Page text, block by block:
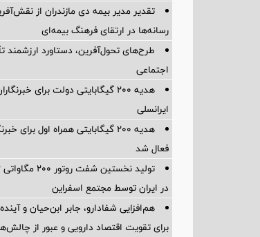
تقدیر مدیر بیمه دی مازندران از
رسانه‌ها در ارتقای فرهنگ بیمه‌ای
طرح‌های تحول‌آفرین، دستاورد ارزشمند
اجتماعی
هدیه ۲۰۰ گیگابایتی دولت برای
ایرانسلی
هدیه ۲۰۰ گیگابایتی همراه اول برای
فعال شد
تولید نخستین شفت روتور
در ایران توسط مجتمع اسفراین
هم‌افزایی شفادارو، جابر ابن‌حیان و آینده
برای تقویت اقتصاد دارویی و عبور از